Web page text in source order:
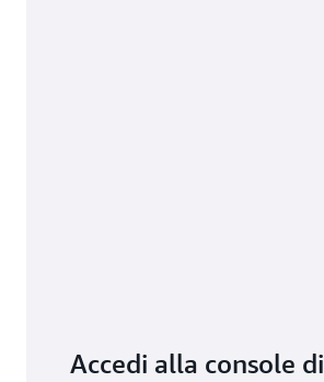
Accedi alla console di